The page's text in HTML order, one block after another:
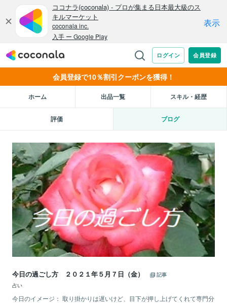
会員登録で10％割引クーポンを獲得！
ホーム 出品一覧 スキル・経歴
評価 ブログ
今日の過ごし方 ２０２１年５月７日（金）
記事
占い
今日のイメージ： 取り掛かりは遅いけど、目下が押し上げてくれて専門分